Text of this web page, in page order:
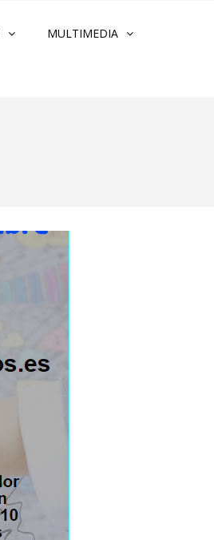
MULTIMEDIA